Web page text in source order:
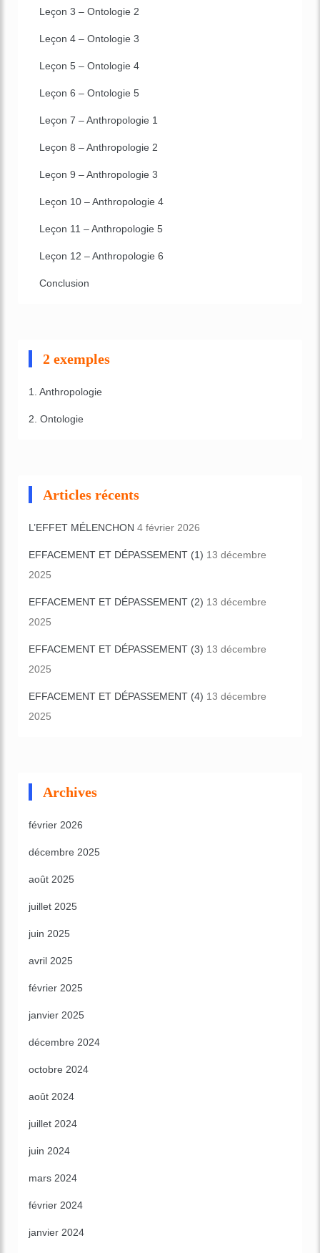
Leçon 3 – Ontologie 2
Leçon 4 – Ontologie 3
Leçon 5 – Ontologie 4
Leçon 6 – Ontologie 5
Leçon 7 – Anthropologie 1
Leçon 8 – Anthropologie 2
Leçon 9 – Anthropologie 3
Leçon 10 – Anthropologie 4
Leçon 11 – Anthropologie 5
Leçon 12 – Anthropologie 6
Conclusion
2 exemples
1. Anthropologie
2. Ontologie
Articles récents
L’EFFET MÉLENCHON 4 février 2026
EFFACEMENT ET DÉPASSEMENT (1) 13 décembre
2025
EFFACEMENT ET DÉPASSEMENT (2) 13 décembre
2025
EFFACEMENT ET DÉPASSEMENT (3) 13 décembre
2025
EFFACEMENT ET DÉPASSEMENT (4) 13 décembre
2025
Archives
février 2026
décembre 2025
août 2025
juillet 2025
juin 2025
avril 2025
février 2025
janvier 2025
décembre 2024
octobre 2024
août 2024
juillet 2024
juin 2024
mars 2024
février 2024
janvier 2024